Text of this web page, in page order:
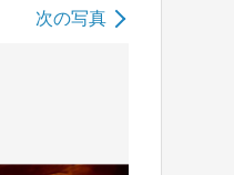
次の写真